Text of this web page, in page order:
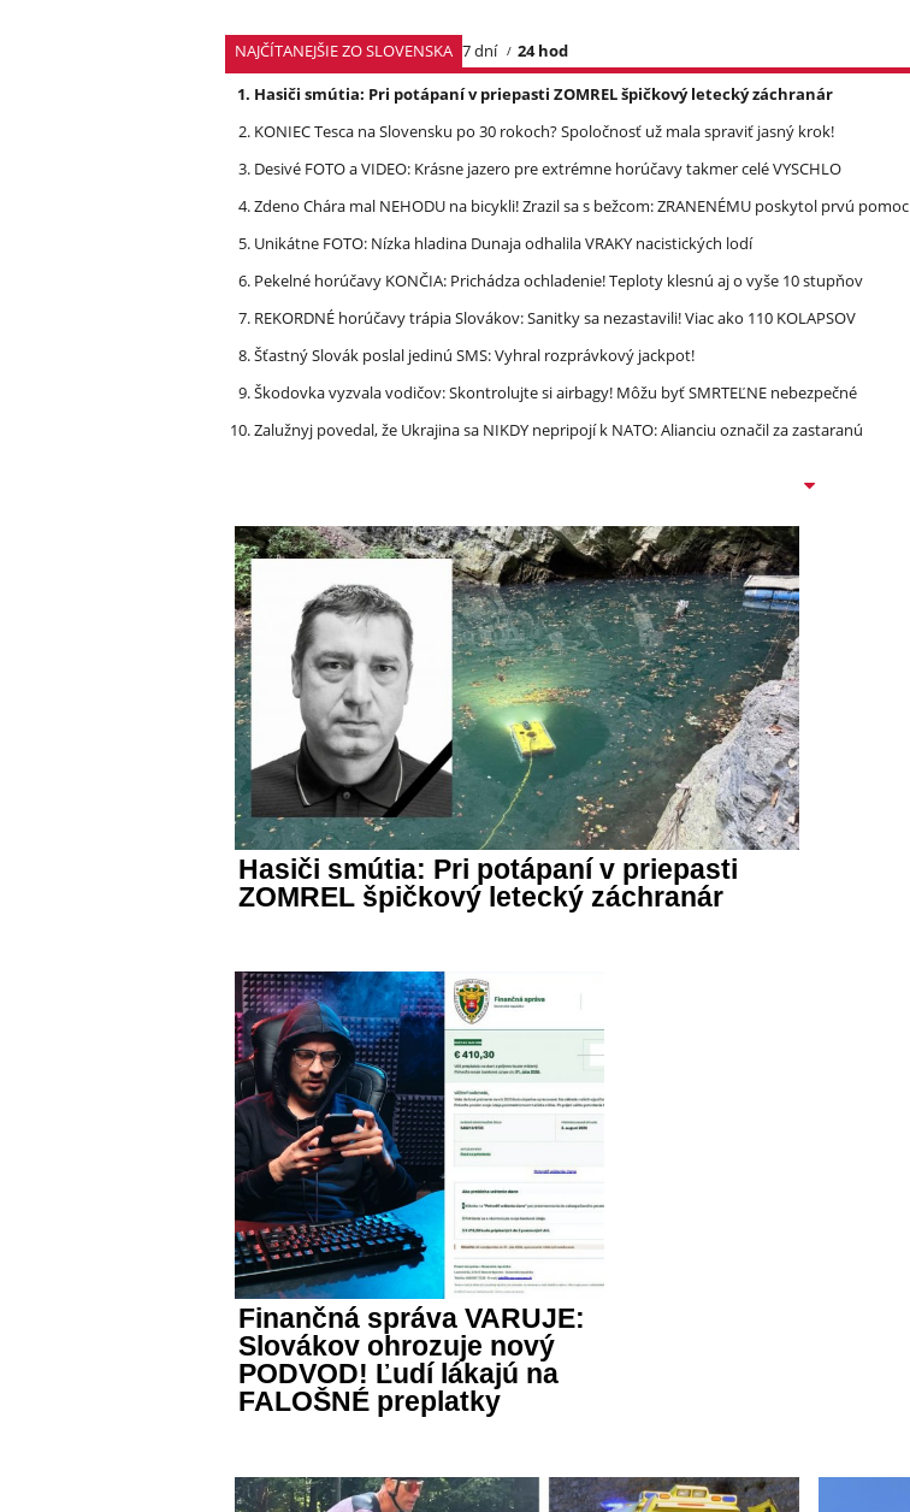
NAJČÍTANEJŠIE ZO SLOVENSKA 7 dní
24 hod
Hasiči smútia: Pri potápaní v priepasti ZOMREL špičkový letecký záchranár
KONIEC Tesca na Slovensku po 30 rokoch? Spoločnosť už mala spraviť jasný krok!
Desivé FOTO a VIDEO: Krásne jazero pre extrémne horúčavy takmer celé VYSCHLO
Zdeno Chára mal NEHODU na bicykli! Zrazil sa s bežcom: ZRANENÉMU poskytol prvú pomoc
Unikátne FOTO: Nízka hladina Dunaja odhalila VRAKY nacistických lodí
Pekelné horúčavy KONČIA: Prichádza ochladenie! Teploty klesnú aj o vyše 10 stupňov
REKORDNÉ horúčavy trápia Slovákov: Sanitky sa nezastavili! Viac ako 110 KOLAPSOV
Šťastný Slovák poslal jedinú SMS: Vyhral rozprávkový jackpot!
Škodovka vyzvala vodičov: Skontrolujte si airbagy! Môžu byť SMRTEĽNE nebezpečné
Zalužnyj povedal, že Ukrajina sa NIKDY nepripojí k NATO: Alianciu označil za zastaranú
Hasiči smútia: Pri potápaní v priepasti
ZOMREL špičkový letecký záchranár
Finančná správa VARUJE:
Slovákov ohrozuje nový
PODVOD! Ľudí lákajú na
FALOŠNÉ preplatky